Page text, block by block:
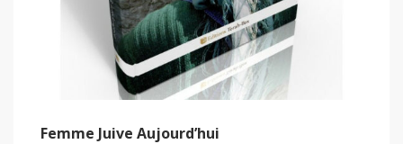
Femme Juive Aujourd’hui